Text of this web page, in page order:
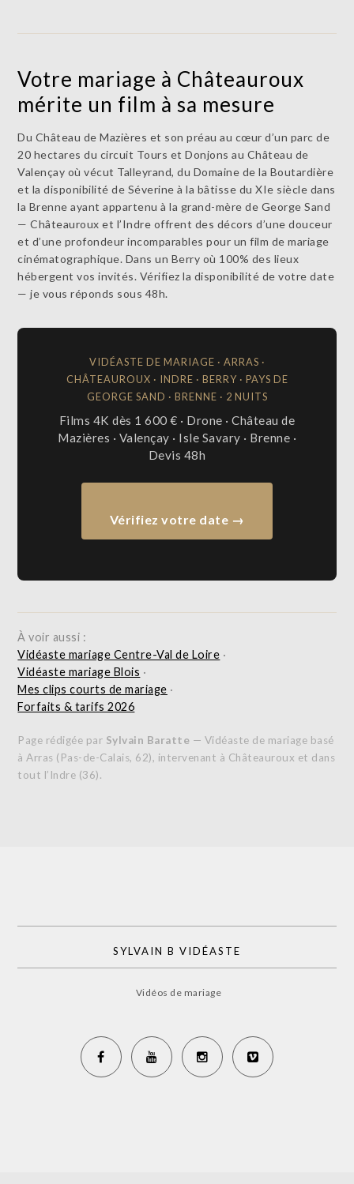
Votre mariage à Châteauroux
mérite un film à sa mesure
Du Château de Mazières et son préau au cœur d’un parc de
20 hectares du circuit Tours et Donjons au Château de
Valençay où vécut Talleyrand, du Domaine de la Boutardière
et la disponibilité de Séverine à la bâtisse du XIe siècle dans
la Brenne ayant appartenu à la grand-mère de George Sand
— Châteauroux et l’Indre offrent des décors d’une douceur
et d’une profondeur incomparables pour un film de mariage
cinématographique. Dans un Berry où 100% des lieux
hébergent vos invités. Vérifiez la disponibilité de votre date
— je vous réponds sous 48h.
VIDÉASTE DE MARIAGE · ARRAS ·
CHÂTEAUROUX · INDRE · BERRY · PAYS DE
GEORGE SAND · BRENNE · 2 NUITS
Films 4K dès 1 600 € · Drone · Château de
Mazières · Valençay · Isle Savary · Brenne ·
Devis 48h
Vérifiez votre date →
À voir aussi :
Vidéaste mariage Centre-Val de Loire ·
Vidéaste mariage Blois ·
Mes clips courts de mariage ·
Forfaits & tarifs 2026
Page rédigée par Sylvain Baratte — Vidéaste de mariage basé
à Arras (Pas-de-Calais, 62), intervenant à Châteauroux et dans
tout l’Indre (36).
SYLVAIN B VIDÉASTE
Vidéos de mariage